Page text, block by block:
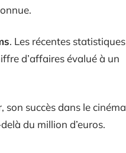
. Les récentes statistiques
d’affaires évalué à un
son succès dans le cinéma
du million d’euros.